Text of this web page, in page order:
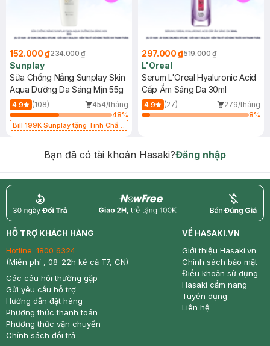
152.000 ₫234.000 ₫
Sunplay
Sữa Chống Nắng Sunplay Skin
Aqua Dưỡng Da Sáng Mịn 55g
4.9 (108)
454/tháng
48%
Bill 199K Sunplay tặng Tinh Chất
297.000 ₫519.000 ₫
L'Oreal
Serum L'Oreal Hyaluronic Acid
Cấp Ẩm Sáng Da 30ml
4.9 (27)
279/tháng
8%
Bạn đã có tài khoản Hasaki?Đăng nhập
return nowfree price
HỖ TRỢ KHÁCH HÀNG
Hotline: 1800 6324
(Miễn phí , 08-22h kể cả T7, CN)
Các câu hỏi thường gặp
Gửi yêu cầu hỗ trợ
Hướng dẫn đặt hàng
Phương thức thanh toán
Phương thức vận chuyển
Chính sách đổi trả
VỀ HASAKI.VN
Giới thiệu Hasaki.vn
Chính sách bảo mật
Điều khoản sử dụng
Hasaki cẩm nang
Tuyển dụng
Liên hệ